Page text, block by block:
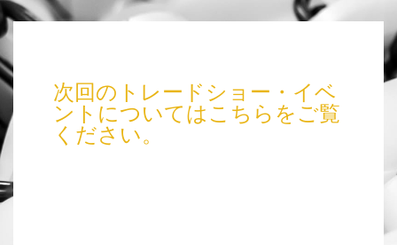
次回のトレードショー・イベ
ントについてはこちらをご覧
ください。